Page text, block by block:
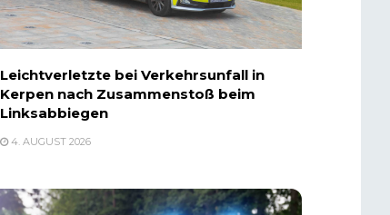
Leichtverletzte bei Verkehrsunfall in
Kerpen nach Zusammenstoß beim
Linksabbiegen
4. AUGUST 2026